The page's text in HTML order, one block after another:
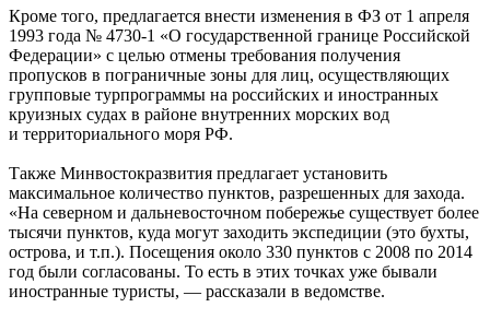
Кроме того, предлагается внести изменения в ФЗ от 1 апреля
1993 года № 4730-1 «О государственной границе Российской
Федерации» с целью отмены требования получения
пропусков в пограничные зоны для лиц, осуществляющих
групповые турпрограммы на российских и иностранных
круизных судах в районе внутренних морских вод
и территориального моря РФ.
Также Минвостокразвития предлагает установить
максимальное количество пунктов, разрешенных для захода.
«На северном и дальневосточном побережье существует более
тысячи пунктов, куда могут заходить экспедиции (это бухты,
острова, и т.п.). Посещения около 330 пунктов с 2008 по 2014
год были согласованы. То есть в этих точках уже бывали
иностранные туристы, — рассказали в ведомстве.